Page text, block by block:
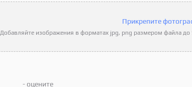
Прикрепите
Добавляйте изображения в форматах jpg, png размером файла
- оцените